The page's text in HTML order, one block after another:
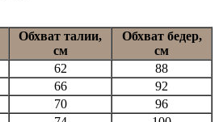
Обхват талии,
см
Обхват бедер,
см
62
88
66
92
70
96